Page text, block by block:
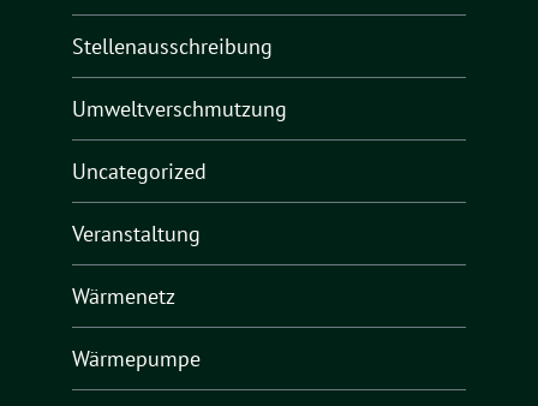
Stellenausschreibung
Umweltverschmutzung
Uncategorized
Veranstaltung
Wärmenetz
Wärmepumpe